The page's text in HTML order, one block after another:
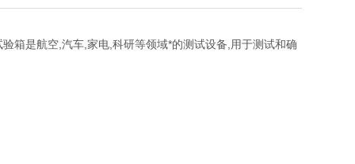
箱是航空,汽车,家电,科研等领域*的测试设备,用于测试和确